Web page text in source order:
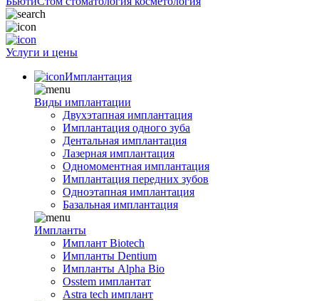
Услуги и цены
Имплантация
Виды имплантации
Двухэтапная имплантация
Имплантация одного зуба
Дентальная имплантация
Лазерная имплантация
Одномоментная имплантация
Имплантация передних зубов
Одноэтапная имплантация
Базальная имплантация
Импланты
Имплант Biotech
Импланты Dentium
Импланты Alpha Bio
Osstem имплантат
Astra tech имплант